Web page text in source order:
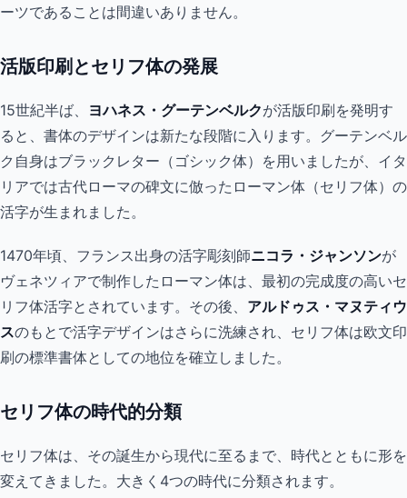
ーツであることは間違いありません。
活版印刷とセリフ体の発展
15世紀半ば、 ヨハネス・グーテンベルクが活版印刷を発明す
ると、書体のデザインは新たな段階に入ります。グーテンベル
ク自身はブラックレター（ゴシック体）を用いましたが、イタ
リアでは古代ローマの碑文に倣ったローマン体（セリフ体）の
活字が生まれました。
1470年頃、フランス出身の活字彫刻師ニコラ・ジャンソンが
ヴェネツィアで制作したローマン体は、最初の完成度の高いセ
リフ体活字とされています。その後、 アルドゥス・マヌティウ
スのもとで活字デザインはさらに洗練され、セリフ体は欧文印
刷の標準書体としての地位を確立しました。
セリフ体の時代的分類
セリフ体は、その誕生から現代に至るまで、時代とともに形を
変えてきました。大きく4つの時代に分類されます。